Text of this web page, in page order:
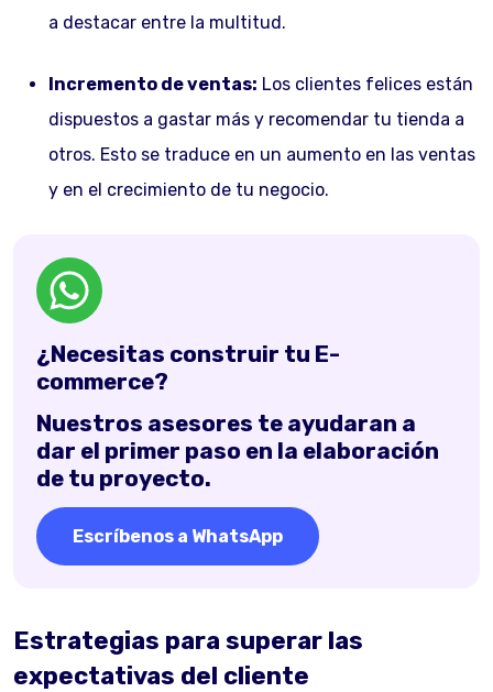
a destacar entre la multitud.
Incremento de ventas: Los clientes felices están
dispuestos a gastar más y recomendar tu tienda a
otros. Esto se traduce en un aumento en las ventas
y en el crecimiento de tu negocio.
¿Necesitas construir tu E-
commerce?
Nuestros asesores te ayudaran a
dar el primer paso en la elaboración
de tu proyecto.
Escríbenos a WhatsApp
Estrategias para superar las
expectativas del cliente